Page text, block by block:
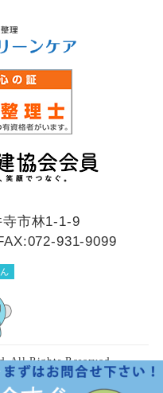
寺市林1-1-9
931-9099
All Rights Reserved.